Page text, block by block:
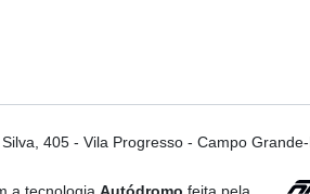
405 - Vila Progresso - Campo
a tecnologia Autódromo feita pela